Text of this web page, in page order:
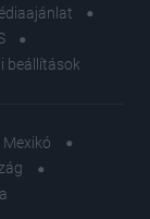
beállítások
Mexikó